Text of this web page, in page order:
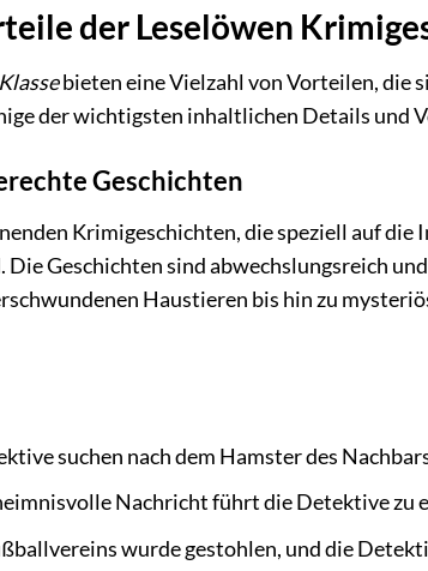
der Leselöwen
bieten eine Vielzahl von Vorteilen, die
der wichtigsten inhaltlichen Details und
Geschichten
Krimigeschichten, die speziell auf die
Geschichten sind abwechslungsreich
Haustieren bis hin zu
suchen nach dem Hamster des
Nachricht führt die Detektive zu
wurde gestohlen, und die